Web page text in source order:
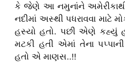
કે જેણે આ નમુનાંને અમેરીકાથી
નદીમાં અસ્થી પધરાવવા માટે
હસ્યો હતો. પછી એણે કહ્યું
મટકી હતી એમાં તેના
હતો એ માણસ..!!